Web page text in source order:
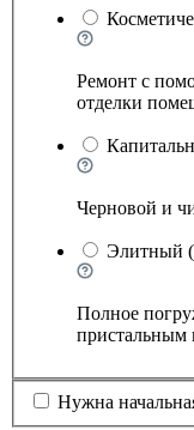
Ремонт с
отделки
Черновой и
Элитный
Полное
пристальным
Нужна